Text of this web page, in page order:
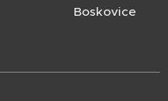
Boskovice